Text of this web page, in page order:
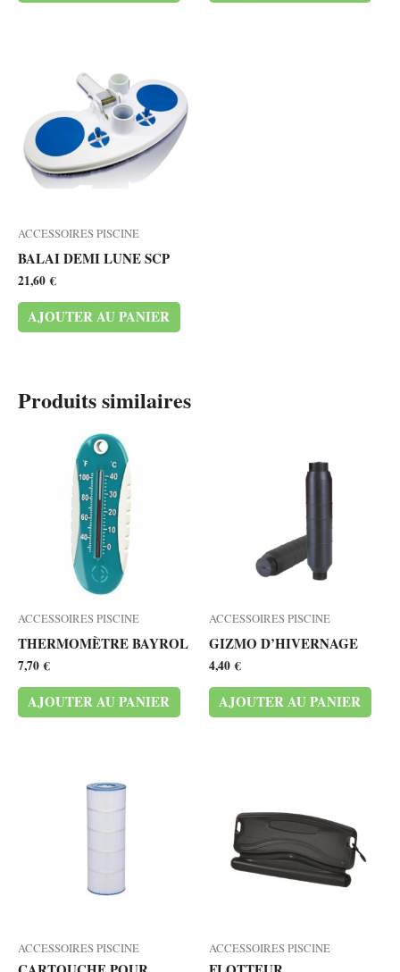
ACCESSOIRES PISCINE
BALAI DEMI LUNE SCP
21,60€
AJOUTER AU PANIER
Produits similaires
ACCESSOIRES PISCINE
THERMOMÈTRE BAYROL
7,70€
AJOUTER AU PANIER
ACCESSOIRES PISCINE
GIZMO D’HIVERNAGE
4,40€
AJOUTER AU PANIER
ACCESSOIRES PISCINE ACCESSOIRES PISCINE